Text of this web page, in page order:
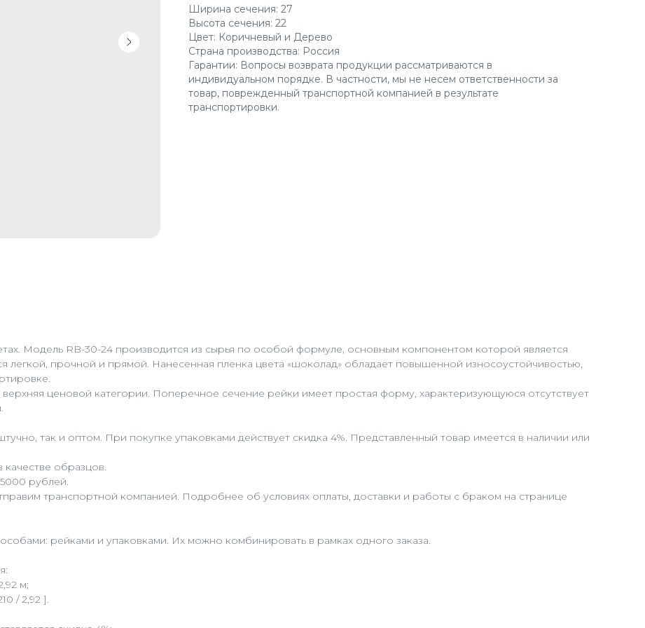
Ширина сечения: 27
Высота сечения: 22
Цвет: Коричневый и Дерево
Страна производства: Россия
Гарантии: Вопросы возврата продукции рассматриваются в
индивидуальном порядке. В частности, мы не несем ответственности за
товар, поврежденный транспортной компанией в результате
транспортировки.
Модель RB-30-24 производится из сырья по особой формуле, основным компонентом которой является
легкой, прочной и прямой. Нанесенная пленка цвета «шоколад» обладает повышенной износоустойчивостью,
ценовой категории. Поперечное сечение рейки имеет простая форму, характеризующуюся отсутствует
так и оптом. При покупке упаковками действует скидка 4%. Представленный товар имеется в наличии или
образцов.
рублей.
транспортной компанией. Подробнее об условиях оплаты, доставки и работы с браком на странице
рейками и упаковками. Их можно комбинировать в рамках одного заказа.
м;
/ 2,92 ].